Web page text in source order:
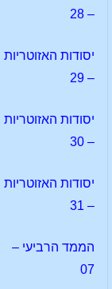
– 28
יסודות האזוטריות
– 29
יסודות האזוטריות
– 30
יסודות האזוטריות
– 31
הממד הרביעי –
07